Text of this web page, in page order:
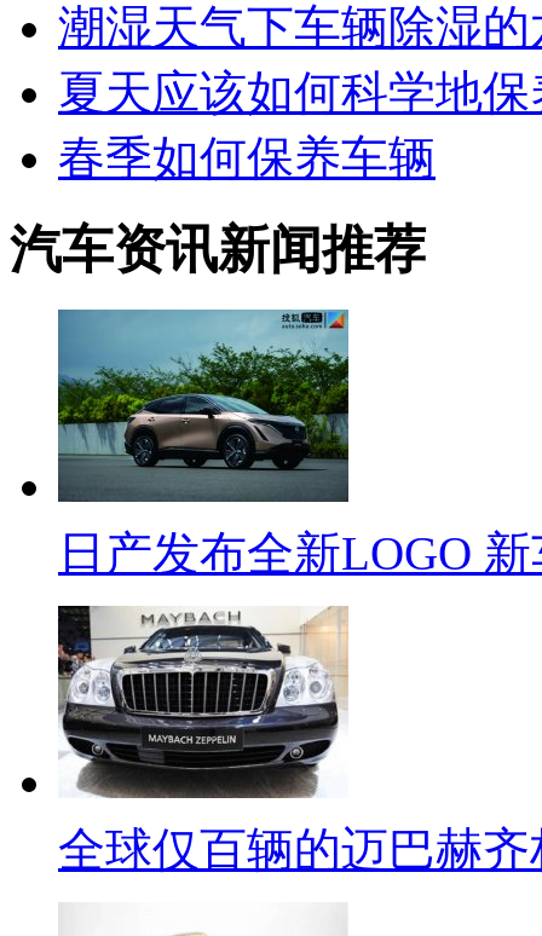
潮湿天气下车辆除湿
夏天应该如何科学地
春季如何保养车辆
汽车资讯新闻推荐
日产发布全新LOGO
全球仅百辆的迈巴赫